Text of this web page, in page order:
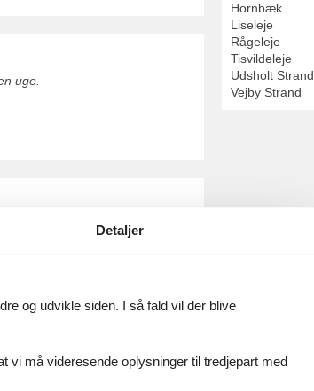
uge.
Hornbæk
Liseleje
Rågeleje
Tisvildeleje
Udsholt Strand
Vejby Strand
Detaljer
og udvikle siden. I så fald vil der blive
vi må videresende oplysninger til tredjepart med